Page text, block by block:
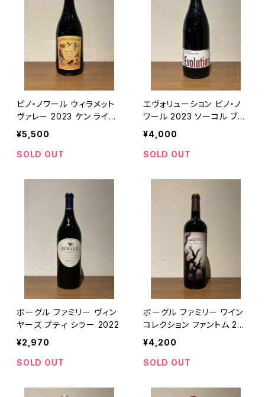
ピノ・ノワール ウィラメット
ヴァレー 2023 ケン ライト
セラーズ
¥5,500
SOLD OUT
エヴォリューション ピノ・ノ
ワール 2023 ソーコル ブロ
ッサー
¥4,000
SOLD OUT
ボーグル ファミリー ヴィン
ヤーズ プティ シラー 2022
¥2,970
SOLD OUT
ボーグル ファミリー ワイン
コレクション ファントム 202
1
¥4,200
SOLD OUT